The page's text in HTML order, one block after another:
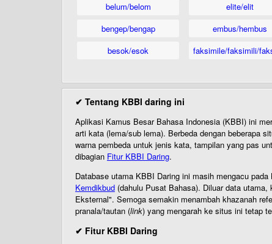
belum/belom
bengep/bengap
besok/esok
elite/elit
embus/hembus
faksimile/faksimili/
✔ Tentang KBBI daring ini
Aplikasi Kamus Besar Bahasa Indonesia (KBBI) ini
arti kata (lema/sub lema). Berbeda dengan beberapa
warna pembeda untuk jenis kata, tampilan yang pas
dibagian Fitur KBBI Daring.
Database utama KBBI Daring ini masih mengacu
Kemdikbud (dahulu Pusat Bahasa). Diluar data
Eksternal". Semoga semakin menambah khazanah
pranala/tautan (link) yang mengarah ke situs ini tetap
✔ Fitur KBBI Daring